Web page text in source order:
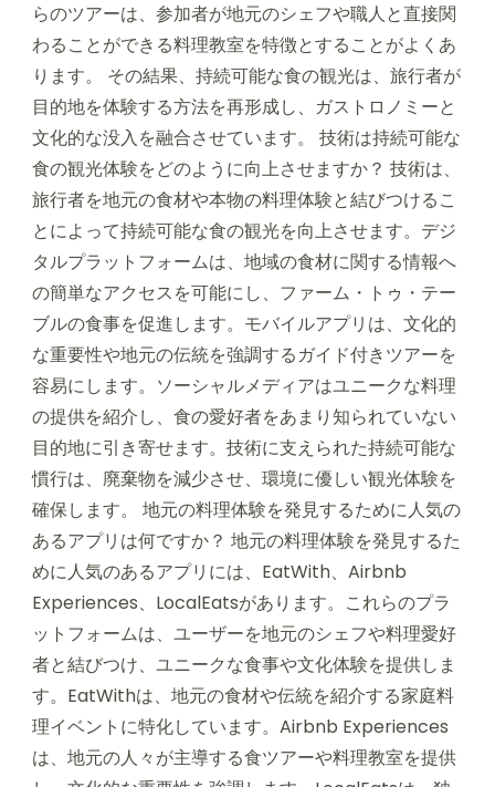
らのツアーは、参加者が地元のシェフや職人と直接関
わることができる料理教室を特徴とすることがよくあ
ります。 その結果、持続可能な食の観光は、旅行者が
目的地を体験する方法を再形成し、ガストロノミーと
文化的な没入を融合させています。 技術は持続可能な
食の観光体験をどのように向上させますか？ 技術は、
旅行者を地元の食材や本物の料理体験と結びつけるこ
とによって持続可能な食の観光を向上させます。デジ
タルプラットフォームは、地域の食材に関する情報へ
の簡単なアクセスを可能にし、ファーム・トゥ・テー
ブルの食事を促進します。モバイルアプリは、文化的
な重要性や地元の伝統を強調するガイド付きツアーを
容易にします。ソーシャルメディアはユニークな料理
の提供を紹介し、食の愛好者をあまり知られていない
目的地に引き寄せます。技術に支えられた持続可能な
慣行は、廃棄物を減少させ、環境に優しい観光体験を
確保します。 地元の料理体験を発見するために人気の
あるアプリは何ですか？ 地元の料理体験を発見するた
めに人気のあるアプリには、EatWith、Airbnb
Experiences、LocalEatsがあります。これらのプラ
ットフォームは、ユーザーを地元のシェフや料理愛好
者と結びつけ、ユニークな食事や文化体験を提供しま
す。EatWithは、地元の食材や伝統を紹介する家庭料
理イベントに特化しています。Airbnb Experiences
は、地元の人々が主導する食ツアーや料理教室を提供